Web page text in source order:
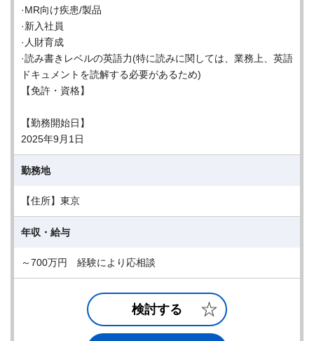
·MR向け疾患/製品
·新入社員
·人財育成
·読み書きレベルの英語力(特に読みに関しては、業務上、英語
ドキュメントを読解する必要があるため)
【免許・資格】
【勤務開始日】
2025年9月1日
勤務地
【住所】東京
年収・給与
～700万円 経験により応相談
検討する